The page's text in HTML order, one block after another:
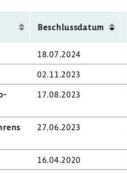
Beschluss­datum
18.07.2024
02.11.2023
17.08.2023
27.06.2023
16.04.2020